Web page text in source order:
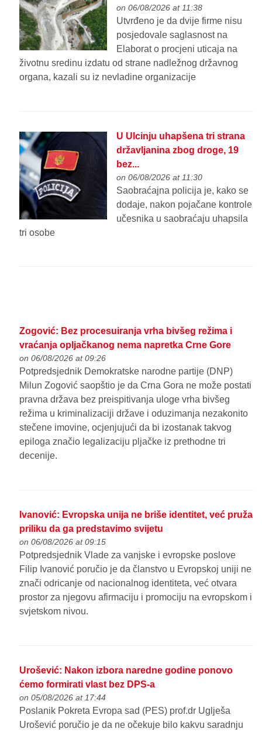
on 06/08/2026 at 11:38
Utvrđeno je da dvije firme nisu
posjedovale saglasnost na
Elaborat o procjeni uticaja na
životnu sredinu izdatu od strane nadležnog državnog
organa, kazali su iz nevladine organizacije
U Ulcinju uhapšena tri strana
državljanina zbog droge, 19
bez...
on 06/08/2026 at 11:30
Saobraćajna policija je, kako se
dodaje, nakon pojačane kontrole
učesnika u saobraćaju uhapsila
tri osobe
Zogović: Bez procesuiranja vrha bivšeg režima i
vraćanja opljačkanog nema napretka Crne Gore
on 06/08/2026 at 09:26
Potpredsjednik Demokratske narodne partije (DNP)
Milun Zogović saopštio je da Crna Gora ne može postati
pravna država bez preispitivanja uloge vrha bivšeg
režima u kriminalizaciji države i oduzimanja nezakonito
stečene imovine, ocjenjujući da bi izostanak takvog
epiloga značio legalizaciju pljačke iz prethodne tri
decenije.
Ivanović: Evropska unija ne briše identitet, već pruža
priliku da ga predstavimo svijetu
on 06/08/2026 at 09:15
Potpredsjednik Vlade za vanjske i evropske poslove
Filip Ivanović poručio je da članstvo u Evropskoj uniji ne
znači odricanje od nacionalnog identiteta, već otvara
prostor za njegovu afirmaciju i promociju na evropskom i
svjetskom nivou.
Urošević: Nakon izbora naredne godine ponovo
ćemo formirati vlast bez DPS-a
on 05/08/2026 at 17:44
Poslanik Pokreta Evropa sad (PES) prof.dr Uglješa
Urošević poručio je da ne očekuje bilo kakvu saradnju